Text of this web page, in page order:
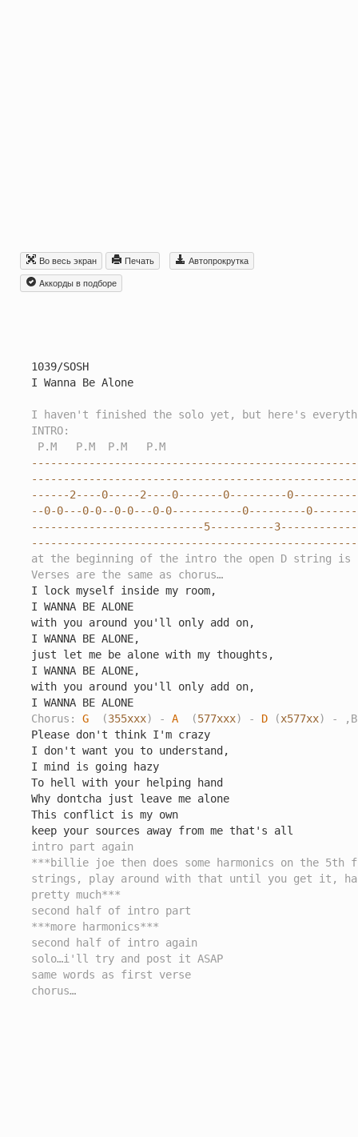
Во весь экран Печать
Автопрокрутка
Aккорды в подборе
1039/SOSH
I Wanna Be Alone
I haven't finished the solo yet, but here's
INTRO:
P.M   P.M  P.M   P.M
------2----0-----2----0-------0---------
--0-0---0-0--0-0---0-0-----------0---------
---------------------------5----------
at the beginning of the intro the open D string is
Verses are the same as chorus…
I lock myself inside my room,
I WANNA BE ALONE
with you around you'll only add on,
I WANNA BE ALONE,
just let me be alone with my thoughts,
I WANNA BE ALONE,
with you around you'll only add on,
Chorus: G
  (
355xxx) - A
  (
577xxx) - D (x577xx) -
Please don't think I'm crazy
I don't want you to understand,
I mind is going hazy
To hell with your helping hand
Why dontcha just leave me alone
This conflict is my own
intro part again
***billie joe then does some harmonics on the 5th
strings, play around with that until you get it,
pretty much***
second half of intro part
***more harmonics***
second half of intro again
solo…i'll try and post it ASAP
same words as first verse
chorus…